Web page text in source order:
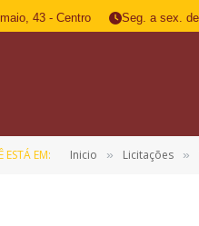
43 - Centro Seg. a sex.
ESTÁ EM: Inicio » Licitações »